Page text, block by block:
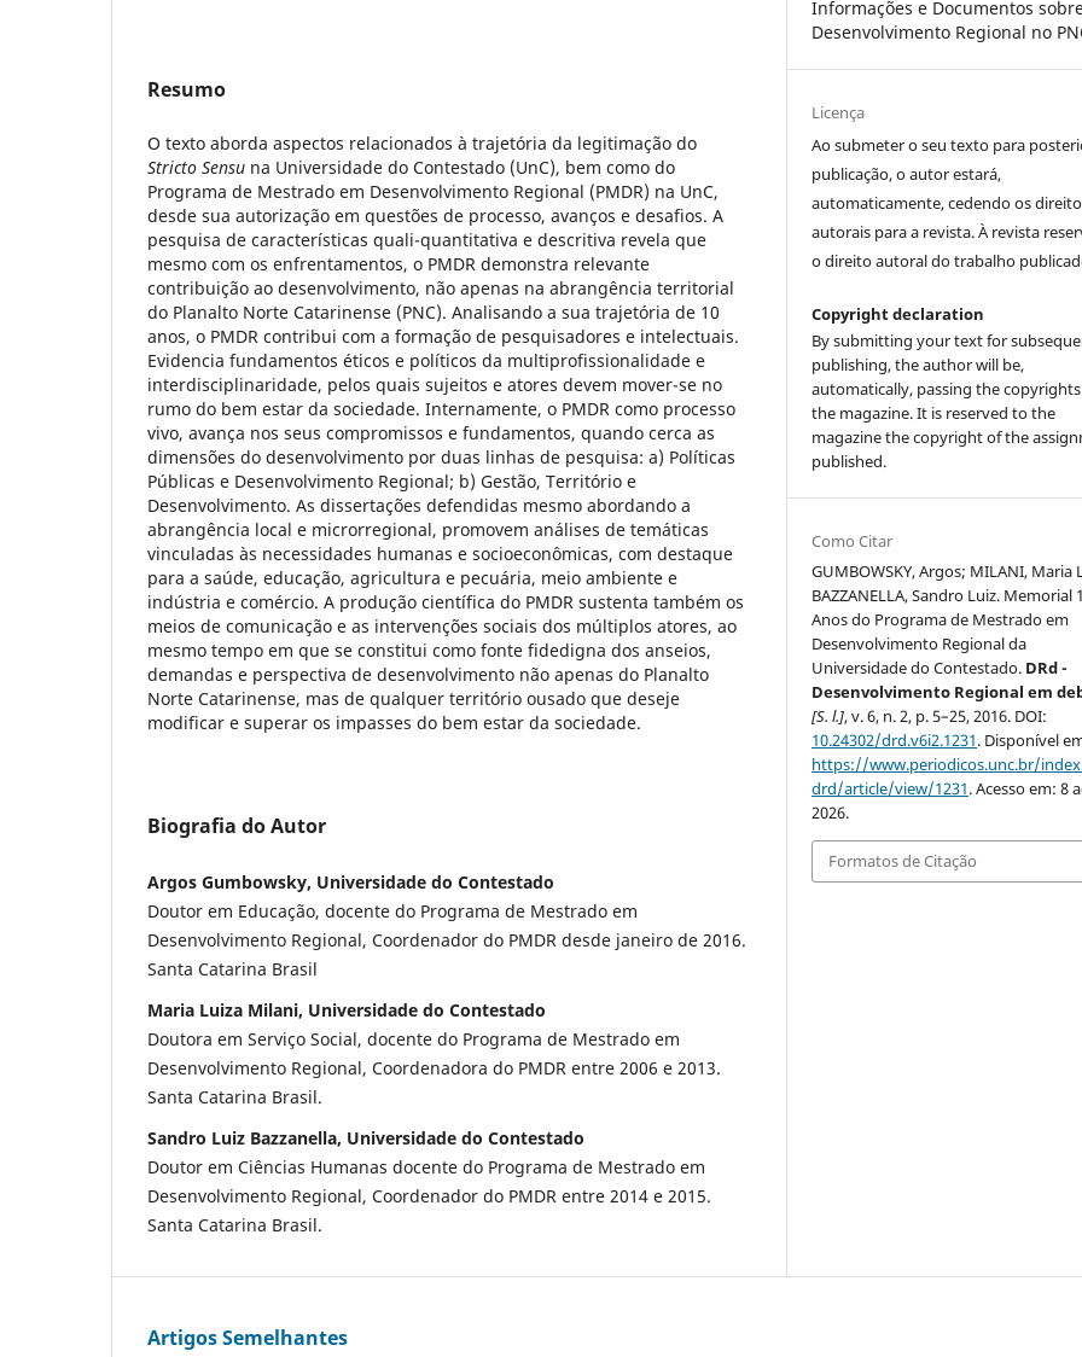
Resumo
O texto aborda aspectos relacionados à trajetória da legitimação do
Stricto Sensu na Universidade do Contestado (UnC), bem como do
Programa de Mestrado em Desenvolvimento Regional (PMDR) na UnC,
desde sua autorização em questões de processo, avanços e desafios. A
pesquisa de características quali-quantitativa e descritiva revela que
mesmo com os enfrentamentos, o PMDR demonstra relevante
contribuição ao desenvolvimento, não apenas na abrangência territorial
do Planalto Norte Catarinense (PNC). Analisando a sua trajetória de 10
anos, o PMDR contribui com a formação de pesquisadores e intelectuais.
Evidencia fundamentos éticos e políticos da multiprofissionalidade e
interdisciplinaridade, pelos quais sujeitos e atores devem mover-se no
rumo do bem estar da sociedade. Internamente, o PMDR como processo
vivo, avança nos seus compromissos e fundamentos, quando cerca as
dimensões do desenvolvimento por duas linhas de pesquisa: a) Políticas
Públicas e Desenvolvimento Regional; b) Gestão, Território e
Desenvolvimento. As dissertações defendidas mesmo abordando a
abrangência local e microrregional, promovem análises de temáticas
vinculadas às necessidades humanas e socioeconômicas, com destaque
para a saúde, educação, agricultura e pecuária, meio ambiente e
indústria e comércio. A produção científica do PMDR sustenta também os
meios de comunicação e as intervenções sociais dos múltiplos atores, ao
mesmo tempo em que se constitui como fonte fidedigna dos anseios,
demandas e perspectiva de desenvolvimento não apenas do Planalto
Norte Catarinense, mas de qualquer território ousado que deseje
modificar e superar os impasses do bem estar da sociedade.
Biografia do Autor
Argos Gumbowsky, Universidade do Contestado
Doutor em Educação, docente do Programa de Mestrado em
Desenvolvimento Regional, Coordenador do PMDR desde janeiro de 2016.
Santa Catarina Brasil
Maria Luiza Milani, Universidade do Contestado
Doutora em Serviço Social, docente do Programa de Mestrado em
Desenvolvimento Regional, Coordenadora do PMDR entre 2006 e 2013.
Santa Catarina Brasil.
Sandro Luiz Bazzanella, Universidade do Contestado
Doutor em Ciências Humanas docente do Programa de Mestrado em
Desenvolvimento Regional, Coordenador do PMDR entre 2014 e 2015.
Santa Catarina Brasil.
Informações e Documentos
Desenvolvimento Regional no
Licença
Ao submeter o seu texto para
publicação, o autor estará,
automaticamente, cedendo os
autorais para a revista. À revista
o direito autoral do trabalho
Copyright declaration
By submitting your text for
publishing, the author will be,
automatically, passing the
the magazine. It is reserved to the
magazine the copyright of the
published.
Como Citar
GUMBOWSKY, Argos; MILANI, Maria
BAZZANELLA, Sandro Luiz. Memorial
Anos do Programa de Mestrado em
Desenvolvimento Regional da
Universidade do Contestado. DRd -
Desenvolvimento Regional em
[S. l.], v. 6, n. 2, p. 5–25, 2016. DOI:
10.24302/drd.v6i2.1231. Disponível
https://www.periodicos.unc.br/
drd/article/view/1231. Acesso em: 8
2026.
Formatos de Citação
Artigos Semelhantes